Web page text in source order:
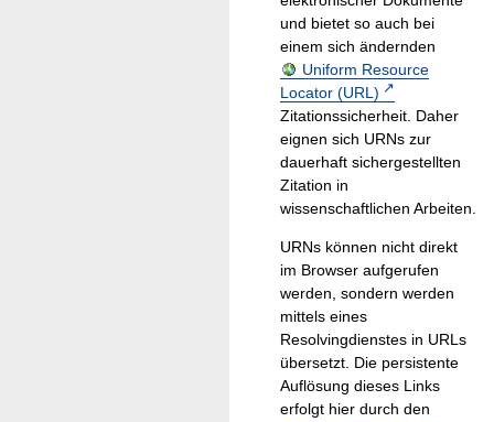
und bietet so auch bei
einem sich ändernden
Uniform Resource
Locator (URL)
Zitationssicherheit. Daher
eignen sich URNs zur
dauerhaft sichergestellten
Zitation in
wissenschaftlichen Arbeiten.
URNs können nicht direkt
im Browser aufgerufen
werden, sondern werden
mittels eines
Resolvingdienstes in URLs
übersetzt. Die persistente
Auflösung dieses Links
erfolgt hier durch den